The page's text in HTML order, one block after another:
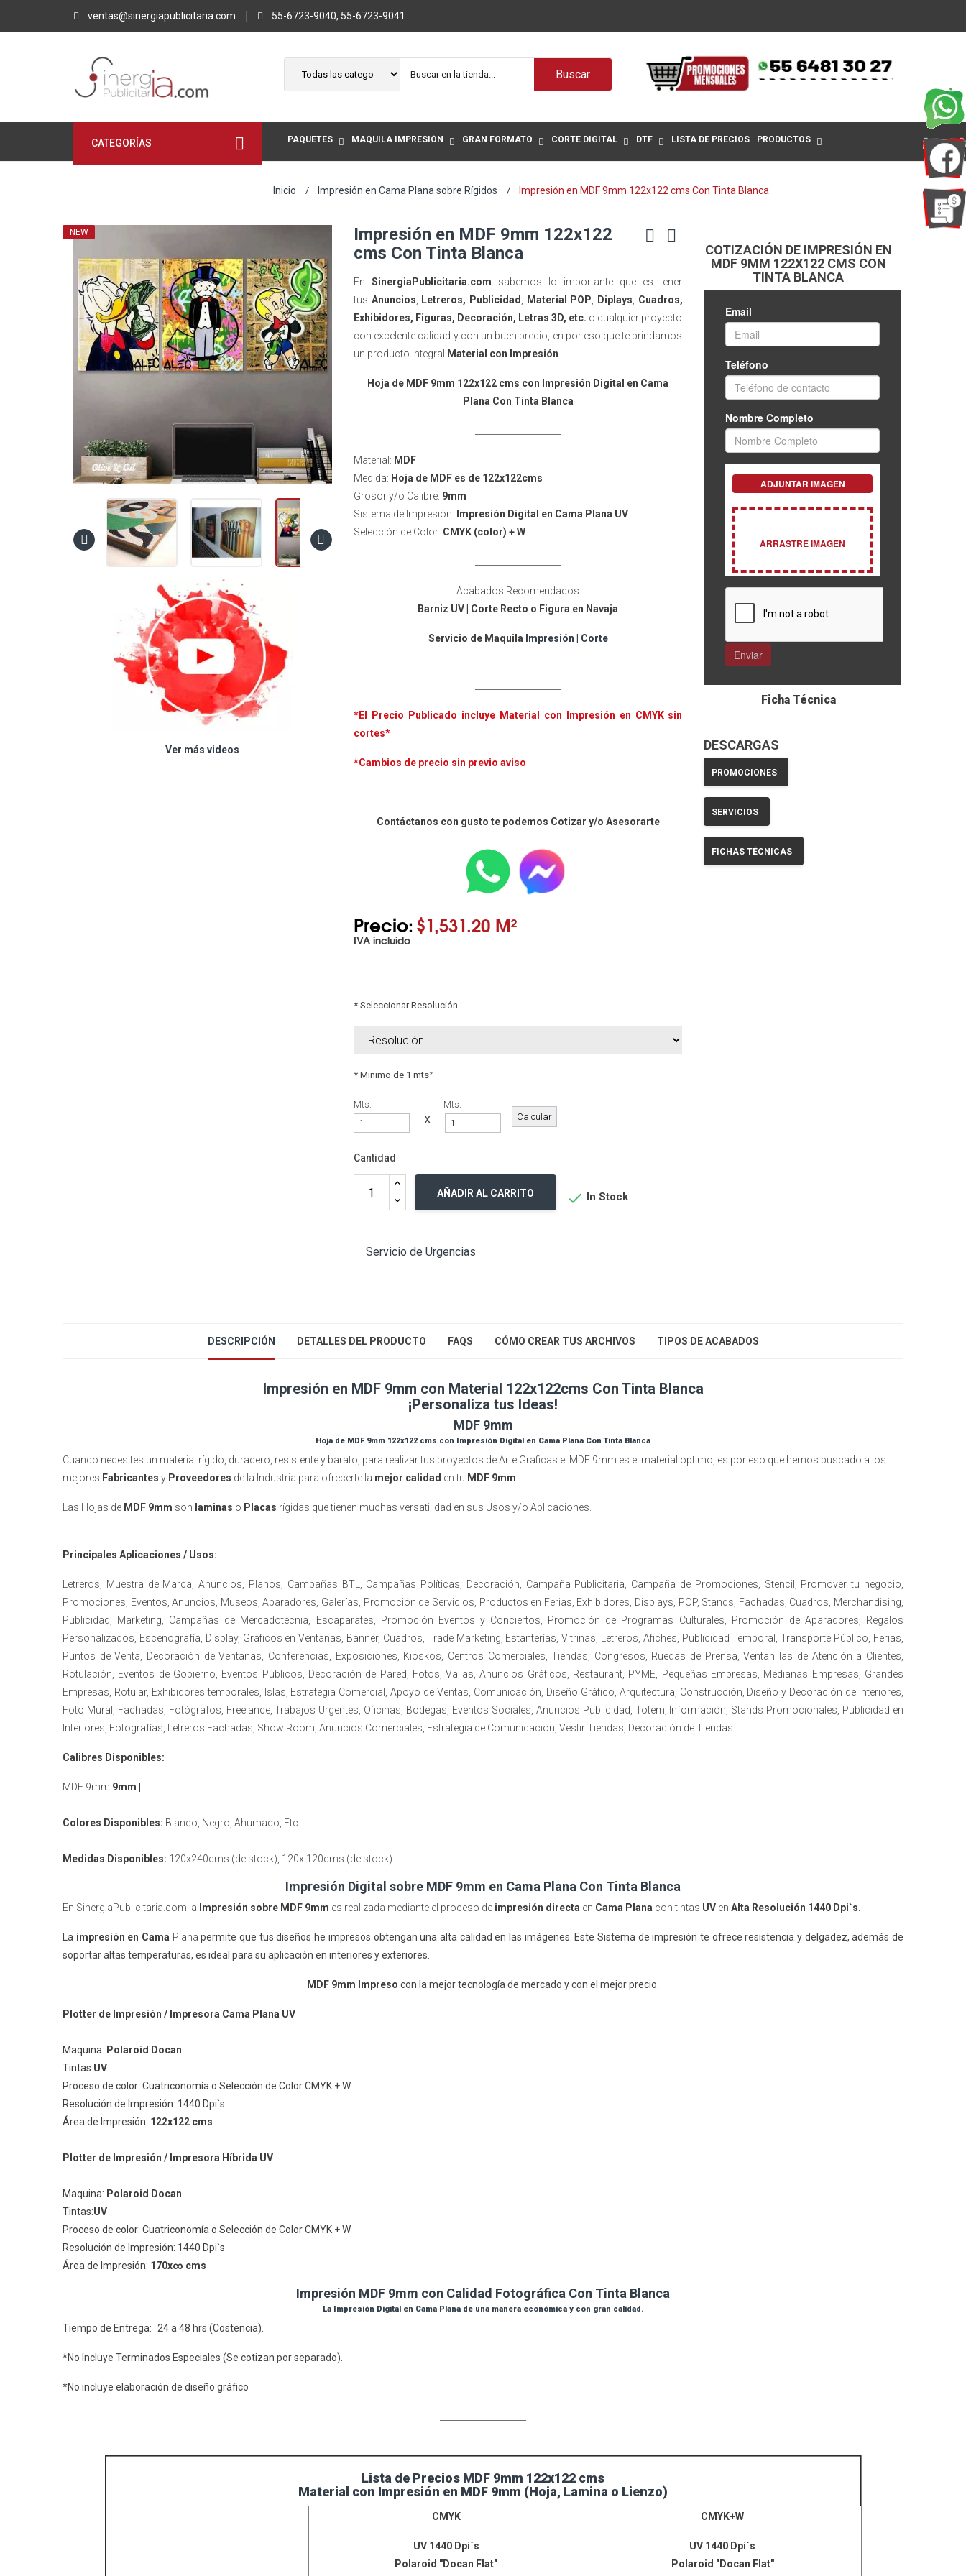
ventas@sinergiapublicitaria.com 55-6723-9040, 55-6723-9041
Buscar
CATEGORÍAS PAQUETES MAQUILA IMPRESIÓN GRAN FORMATO CORTE DIGITAL DTF LISTA DE PRECIOS PRODUCTOS
Inicio Impresión en Cama Plana sobre Rígidos Impresión en MDF 9mm 122x122 cms Con Tinta Blanca
NEW
Ver más videos
Impresión en MDF 9mm 122x122
cms Con Tinta Blanca
EnSinergiaPublicitaria.com sabemos lo importante que es tener
tus Anuncios Letreros, Publicidad Material POP Diplays
Cuadros,
Exhibidores, Figuras, Decoración, Letras 3D, etc. o cualquier proyecto
con excelente calidad y con un buen precio, en por eso que te brindamos
un producto integral
Material con Impresión
Hoja de MDF 9mm 122x122 cms con Impresión Digital en Cama
Plana Con Tinta Blanca
Material: MDF
Medida: Hoja de MDF es de 122x122cms
Grosor y/o Calibre: 9mm
Sistema de Impresión: Impresión Digital en Cama Plana UV
Selección de Color: CMYK (color) + W
Acabados Recomendados
Barniz UV | Corte Recto o Figura en Navaja
Servicio de Maquila Impresión Corte
*El Precio Publicado incluye Material con Impresión en CMYK sin
cortes*
*Cambios de precio sin previo aviso
Contáctanos con gusto te podemos Cotizar y/o Asesorarte
Precio:$1,531.20 M²
IVA incluido
* Seleccionar Resolución
* Minimo de 1 mts²
Mts.
X
Mts.
Cantidad
AÑADIR AL CARRITO  In Stock
Servicio de Urgencias
COTIZACIÓN DE IMPRESIÓN EN
MDF 9MM 122X122 CMS CON
TINTA BLANCA
Ficha Técnica
DESCARGAS
PROMOCIONES
SERVICIOS
FICHAS TÉCNICAS
DESCRIPCIÓN DETALLES DEL PRODUCTO FAQS CÓMO CREAR TUS ARCHIVOS TIPOS DE ACABADOS
Impresión en MDF 9mm con Material 122x122cms Con Tinta Blanca
¡Personaliza tus Ideas!
MDF 9mm
Hoja de MDF 9mm 122x122 cms con Impresión Digital en Cama Plana Con Tinta Blanca
Cuando necesites un material rígido, duradero, resistente y barato, para realizar tus proyectos de Arte Graficas el MDF 9mm es el material optimo, es por eso que hemos buscado a los
mejores Fabricantes y Proveedores de la Industria para ofrecerte la mejor calidad en tu MDF 9mm
Las Hojas de MDF 9mm son laminas o Placas rígidas que tienen muchas versatilidad en sus Usos y/o Aplicaciones.
Principales Aplicaciones / Usos:
Letreros, Muestra de Marca, Anuncios, Planos, Campañas BTL, Campañas Políticas, Decoración, Campaña Publicitaria, Campaña de Promociones, Stencil, Promover tu negocio,
Promociones, Eventos, Anuncios, Museos, Aparadores, Galerías, Promoción de Servicios, Productos en Ferias, Exhibidores, Displays, POP, Stands, Fachadas, Cuadros, Merchandising,
Publicidad, Marketing, Campañas de Mercadotecnia, Escaparates, Promoción Eventos y Conciertos, Promoción de Programas Culturales, Promoción de Aparadores, Regalos
Personalizados, Escenografía, Display, Gráficos en Ventanas, Banner, Cuadros, Trade Marketing, Estanterías, Vitrinas, Letreros, Afiches, Publicidad Temporal, Transporte Público, Ferias,
Puntos de Venta, Decoración de Ventanas, Conferencias, Exposiciones, Kioskos, Centros Comerciales, Tiendas, Congresos, Ruedas de Prensa, Ventanillas de Atención a Clientes,
Rotulación, Eventos de Gobierno, Eventos Públicos, Decoración de Pared, Fotos, Vallas, Anuncios Gráficos, Restaurant, PYME, Pequeñas Empresas, Medianas Empresas, Grandes
Empresas, Rotular, Exhibidores temporales, Islas, Estrategia Comercial, Apoyo de Ventas, Comunicación, Diseño Gráfico, Arquitectura, Construcción, Diseño y Decoración de Interiores,
Foto Mural, Fachadas, Fotógrafos, Freelance, Trabajos Urgentes, Oficinas, Bodegas, Eventos Sociales, Anuncios Publicidad, Totem, Información, Stands Promocionales, Publicidad en
Interiores, Fotografías, Letreros Fachadas, Show Room, Anuncios Comerciales, Estrategia de Comunicación, Vestir Tiendas, Decoración de Tiendas
Calibres Disponibles:
MDF 9mm 9mm |
Colores Disponibles: Blanco, Negro, Ahumado, Etc.
Medidas Disponibles: 120x240cms (de stock), 120x 120cms (de stock)
Impresión Digital sobre MDF 9mm en Cama Plana Con Tinta Blanca
En SinergiaPublicitaria.com la Impresión sobre MDF 9mm es realizada mediante el proceso de impresión directa en Cama Plana con tintas UV en Alta Resolución 1440 Dpi`s.
La impresión en Cama Plana permite que tus diseños he impresos obtengan una alta calidad en las imágenes. Este Sistema de impresión te ofrece resistencia y delgadez, además de
soportar altas temperaturas, es ideal para su aplicación en interiores y exteriores.
MDF 9mm Impreso con la mejor tecnología de mercado y con el mejor precio.
Plotter de Impresión / Impresora Cama Plana UV
Maquina: Polaroid Docan
Tintas:UV
Proceso de color: Cuatriconomía o Selección de Color CMYK + W
Resolución de Impresión: 1440 Dpi`s
Área de Impresión: 122x122 cms
Plotter de Impresión / Impresora Híbrida UV
Maquina: Polaroid Docan
Tintas:UV
Proceso de color: Cuatriconomía o Selección de Color CMYK + W
Resolución de Impresión: 1440 Dpi`s
Área de Impresión: 170x∞ cms
Impresión MDF 9mm con Calidad Fotográfica Con Tinta Blanca
La Impresión Digital en Cama Plana de una manera económica y con gran calidad.
Tiempo de Entrega: 24 a 48 hrs (Costencia).
*No Incluye Terminados Especiales (Se cotizan por separado).
*No incluye elaboración de diseño gráfico
Lista de Precios MDF 9mm 122x122 cms
Material con Impresión en MDF 9mm (Hoja, Lamina o Lienzo)
CMYK
UV 1440 Dpi`s
Polaroid "Docan Flat"
CMYK+W
UV 1440 Dpi`s
Polaroid "Docan Flat"